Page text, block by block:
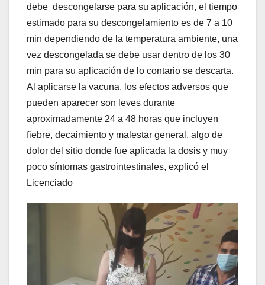
debe descongelarse para su aplicación, el tiempo
estimado para su descongelamiento es de 7 a 10
min dependiendo de la temperatura ambiente, una
vez descongelada se debe usar dentro de los 30
min para su aplicación de lo contario se descarta.
Al aplicarse la vacuna, los efectos adversos que
pueden aparecer son leves durante
aproximadamente 24 a 48 horas que incluyen
fiebre, decaimiento y malestar general, algo de
dolor del sitio donde fue aplicada la dosis y muy
poco síntomas gastrointestinales, explicó el
Licenciado